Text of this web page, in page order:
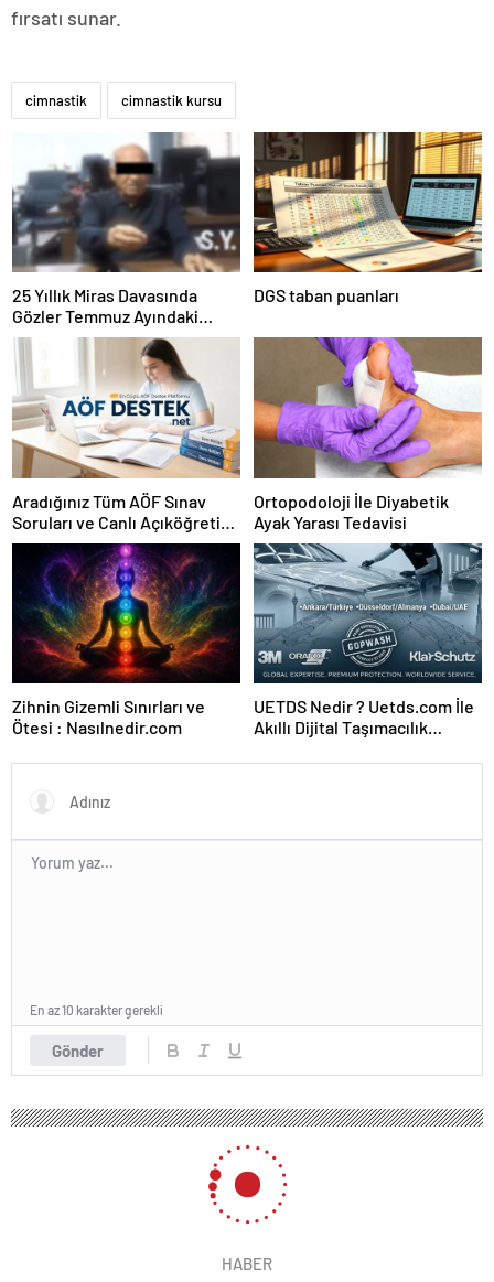
fırsatı sunar.
cimnastik cimnastik kursu
25 Yıllık Miras Davasında
Gözler Temmuz Ayındaki
Karar Duruşmasına Çevrildi
DGS taban puanları
Aradığınız Tüm AÖF Sınav
Soruları ve Canlı Açıköğretim
Forumu Burada
Ortopodoloji İle Diyabetik
Ayak Yarası Tedavisi
Zihnin Gizemli Sınırları ve
Ötesi : Nasılnedir.com
UETDS Nedir ? Uetds.com İle
Akıllı Dijital Taşımacılık
Gönder
En az 10 karakter gerekli
HABER